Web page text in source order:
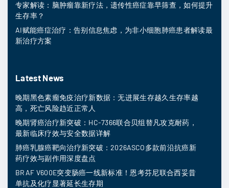
专家解读：脑肿瘤靠新疗法，遗传性癌症靠早筛查，如何提升
生存率？
AI赋能癌症治疗：告别信息焦虑，为非小细胞肺癌患者解读最
新治疗方案
Latest News
晚期黑色素瘤免疫治疗新数据：无进展生存越久生存率越
高，死亡风险趋近正常人
晚期肾癌治疗新突破：HC-7366联合贝组替凡攻克耐药，
最新临床疗效与安全数据详解
肺癌乳腺癌靶向治疗新突破：2026ASCO多款前沿抗癌新
药疗效与副作用深度盘点
BRAF V600E突变肠癌一线新标准！恩考芬尼联合西妥昔
单抗及化疗显著延长生存期